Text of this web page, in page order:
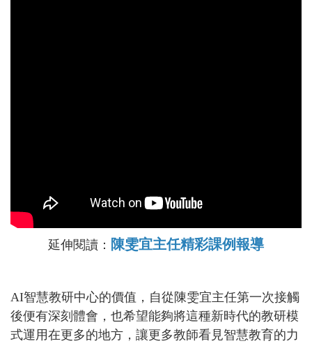
延伸閱讀： 陳雯宜主任精彩課例報導
AI智慧教研中心的價值，自從陳雯宜主任第一次接觸
後便有深刻體會，也希望能夠將這種新時代的教研模
式運用在更多的地方，讓更多教師看見智慧教育的力